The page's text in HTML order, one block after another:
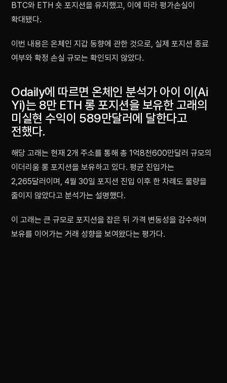
BTC와 ETH 숏 포지션을 유지했고, 이에 따라 평가손실이
확대됐다.
이번 내용은 온체인 지갑 동향에 관한 것으로, 실제 포지션 종료
여부와 확정 손실 규모는 확인되지 않았다.
Odaily에 따르면 온체인 분석가 아이 이(Ai
Yi)는 8만 ETH 롱 포지션을 보유한 고래의
미실현 수익이 589만달러에 달한다고
전했다.
해당 고래는 현재 2개 주소를 통해 총 1억8천600만달러 규모의
이더리움 롱 포지션을 보유하고 있다. 평균 진입가는
2,265달러이며, 4월 30일 포지션 진입 이후 한 차례도 물량을
줄이지 않았다고 분석가는 설명했다.
이 고래는 큰 규모로 포지션을 잡은 뒤 가격 변동성을 감수하며
보유를 이어가는 거래 성향을 보여왔다는 평가다.